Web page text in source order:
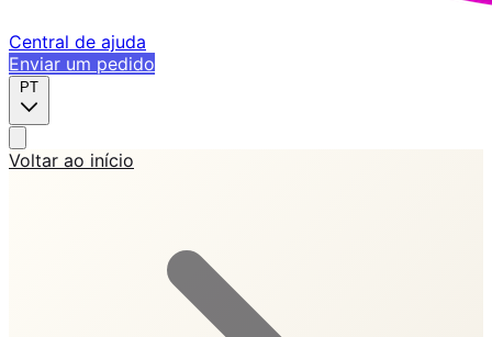
Central de ajuda
Enviar um pedido
PT
Voltar ao início